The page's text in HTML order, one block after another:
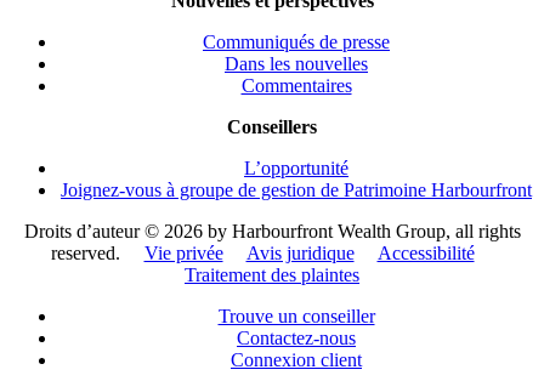
Communiqués de presse
Dans les nouvelles
Commentaires
Conseillers
L’opportunité
Joignez-vous à groupe de gestion de Patrimoine Harbourfront
Droits d’auteur © 2026 by Harbourfront Wealth Group, all rights
reserved. Vie privée Avis juridique
Accessibilité
Traitement des plaintes
Trouve un conseiller
Contactez-nous
Connexion client